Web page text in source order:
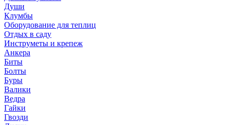
Души
Клумбы
Оборудование для теплиц
Отдых в саду
Инструметы и крепеж
Анкера
Биты
Болты
Буры
Валики
Ведра
Гайки
Гвозди